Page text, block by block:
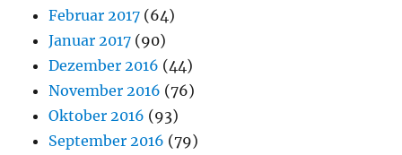
Februar 2017 (64)
Januar 2017 (90)
Dezember 2016 (44)
November 2016 (76)
Oktober 2016 (93)
September 2016 (79)